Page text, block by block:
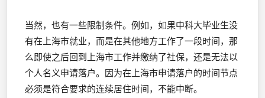
当然，也有一些限制条件。例如，如果中科大毕业生没
有在上海市就业，而是在其他地方工作了一段时间，那
么即使之后回到上海市工作并缴纳了社保，还是无法以
个人名义申请落户。因为在上海市申请落户的时间节点
必须是符合要求的连续居住时间，不能中断。